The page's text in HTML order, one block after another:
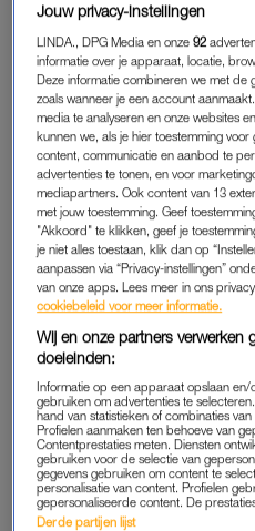
WERELD
Vaak doen ze zich al op jonge
schrijfproblemen. Worden ze
de ontwikkeling van ons kroost,
snel om de hoek kijken. De
blijkt neurologisch van aard.
De lees- en schrijfaandoening
gezien, maar dat hoeft echt
laten zien dat je zeker een
kan gaan. Zo heeft auteur
Joop van den Ende. Van 1 tot
Week van Dyslexie.
Font hopen met deze week
krijgen.
Jouw privacy-instellingen
LINDA., DPG Media en onze92
informatie over je apparaat, locatie,
Deze informatie combineren we met de
zoals wanneer je een account
media te analyseren en onze websites
kunnen we, als je hier toestemming
content, communicatie en aanbod te
advertenties te tonen, en voor
mediapartners. Ook content van 13
met jouw toestemming. Geef
"Akkoord" te klikken, geef je
je niet alles toestaan, klik dan op
aanpassen via “Privacy-instellingen”
van onze apps. Lees meer in ons
cookiebeleid voor meer informatie.
Wij en onze partners verwerken
doeleinden:
Informatie op een apparaat opslaan
gebruiken om advertenties te
hand van statistieken of combinaties
Profielen aanmaken ten behoeve van
Contentprestaties meten. Diensten
gebruiken voor de selectie van
gegevens gebruiken om content te
personalisatie van content. Profielen
gepersonaliseerde content. De
Derde partijen lijst